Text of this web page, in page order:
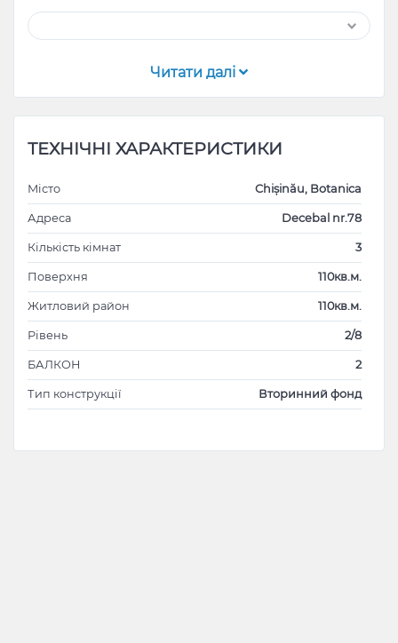
Читати далі
ТЕХНІЧНІ ХАРАКТЕРИСТИКИ
Місто Chișinău, Botanica
Адреса Decebal nr.78
Кількість кімнат 3
Поверхня 110кв.м.
Житловий район 110кв.м.
Рівень 2/8
БАЛКОН 2
Тип конструкції Вторинний фонд